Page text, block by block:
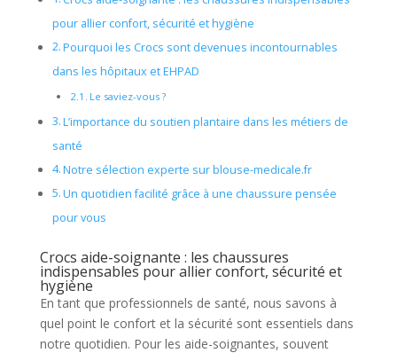
pour allier confort, sécurité et hygiène
Pourquoi les Crocs sont devenues incontournables
dans les hôpitaux et EHPAD
Le saviez-vous ?
L’importance du soutien plantaire dans les métiers de
santé
Notre sélection experte sur blouse-medicale.fr
Un quotidien facilité grâce à une chaussure pensée
pour vous
Crocs aide-soignante : les chaussures
indispensables pour allier confort, sécurité et
hygiène
En tant que professionnels de santé, nous savons à
quel point le confort et la sécurité sont essentiels dans
notre quotidien. Pour les aide-soignantes, souvent